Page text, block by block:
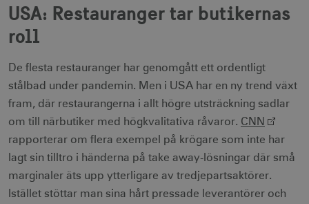
USA: Restauranger tar butikernas
roll
De flesta restauranger har genomgått ett ordentligt
stålbad under pandemin. Men i USA har en ny trend växt
fram, där restaurangerna i allt högre utsträckning sadlar
om till närbutiker med högkvalitativa råvaror. CNN
rapporterar om flera exempel på krögare som inte har
lagt sin tilltro i händerna på take away-lösningar där små
marginaler äts upp ytterligare av tredjepartsaktörer.
Istället stöttar man sina hårt pressade leverantörer och